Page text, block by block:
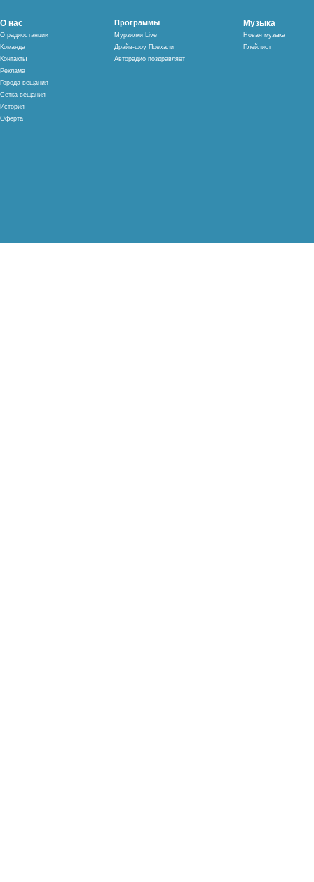
О нас
О радиостанции
Команда
Контакты
Реклама
Города вещания
Сетка вещания
История
Оферта
Программы
Мурзилки Live
Драйв-шоу Поехали
Авторадио поздравляет
Музыка
Новая музыка
Плейлист